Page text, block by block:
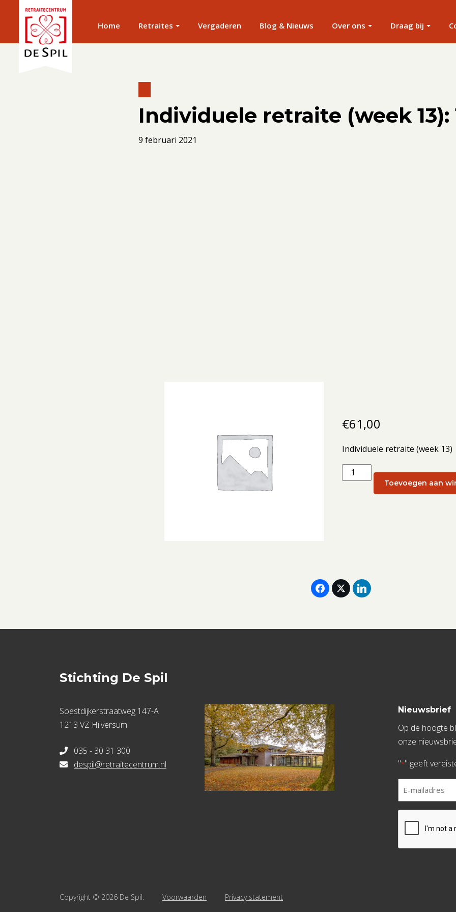
Home Retraites Vergaderen Blog & Nieuws Over ons Draag bij
Individuele retraite (week 13):
9 februari 2021
€61,00
Individuele retraite (week 13)
Individuele
retraite
Toevoegen aan
Stichting De Spil
Soestdijkerstraatweg 147-A
1213 VZ Hilversum
035 - 30 31 300
despil@retraitecentrum.nl
Nieuwsbrief
Op de hoogte
onze
"*" geeft
mailadres
*
Copyright © 2026 De Spil. Voorwaarden Privacy statement